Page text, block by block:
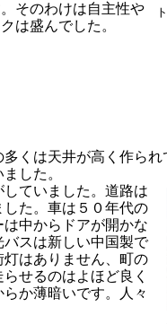
そのわけは自主性や
は盛んでした。
くは天井が高く作ら
した。
ていました。道路は
た。車は５０年代の
中からドアが開かな
スは新しい中国製で
はありません、町の
せるのはよほど良く
か薄暗いです。人々